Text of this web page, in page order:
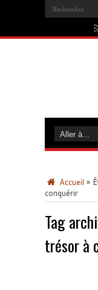
Accueil »
conquérir
Tag
trésor à